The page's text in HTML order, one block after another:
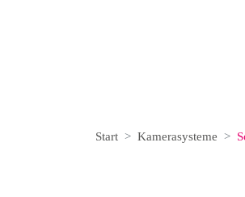
Start Kamerasysteme